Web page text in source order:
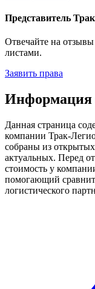
Представитель
Отвечайте на
листами.
Заявить права
Информация
Данная страница
компании Трак-
собраны из
актуальных. Перед
стоимость у
помогающий
логистического